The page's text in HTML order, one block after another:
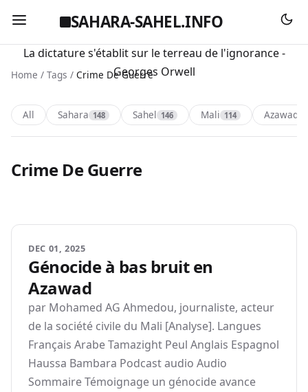
SAHARA-SAHEL.INFO
La dictature s'établit sur le terreau de l'ignorance -
Georges Orwell
Home / Tags / Crime De Guerre
All Sahara 148 Sahel 146 Mali 114 Azawad
Crime De Guerre
DEC 01, 2025
Génocide à bas bruit en
Azawad
par Mohamed AG Ahmedou, journaliste, acteur
de la société civile du Mali [Analyse]. Langues
Français Arabe Tamazight Peul Anglais Espagnol
Haussa Bambara Podcast audio Audio
Sommaire Témoignage un génocide avance